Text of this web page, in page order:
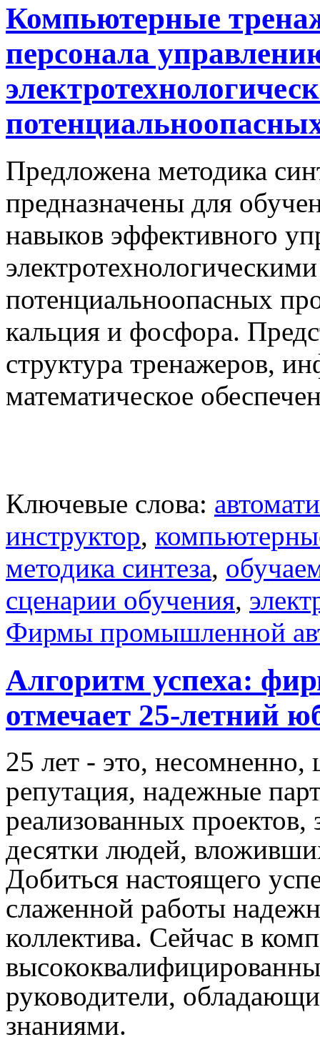
Компьютерные
персонала
Предложена методика
предназначены для
навыков эффективного
потенциальноопасных
кальция и фосфора.
структура тренажеров,
математическое
Ключевые слова:
инструктор,
методика синтеза,
сценарии обучения,
Фирмы промышленной
Алгоритм успеха:
отмечает 25-летний
25 лет - это,
репутация, надежные
реализованных
десятки людей,
Добиться настоящего
слаженной работы
коллектива. Сейчас в
руководители,
знаниями.